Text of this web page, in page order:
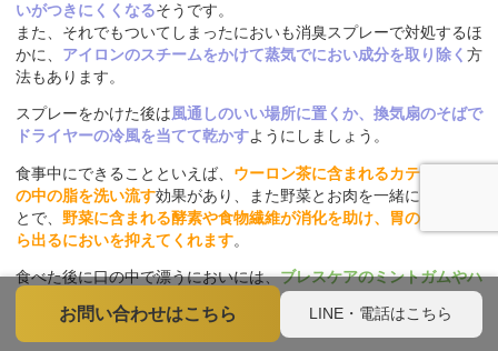
いがつきにくくなるそうです。
また、それでもついてしまったにおいも消臭スプレーで対処するほ
かに、 アイロンのスチームをかけて蒸気でにおい成分を取り除く 方
法もあります。
スプレーをかけた後は風通しのいい場所に置くか、換気扇のそばで
ドライヤーの冷風を当てて乾かすようにしましょう。
食事中にできることといえば、 ウーロン茶に含まれるカテキンに口
の中の脂を洗い流す効果があり、また野菜とお肉を一緒に食べるこ
とで、 野菜に含まれる酵素や食物繊維が消化を助け、胃の残留物か
ら出るにおいを抑えてくれます。
食べた後に口の中で漂うにおいには、ブレスケアのミントガムやハ
ッカ飴でリフレッシュさせることができる
お問い合わせはこちら LINE・電話はこちら